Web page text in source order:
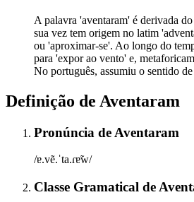
A palavra 'aventaram' é derivada
sua vez tem origem no latim
ou 'aproximar-se'. Ao longo do
para 'expor ao vento' e,
No português, assumiu o sentido
Definição de Aventaram
Pronúncia de Aventaram
/ɐ.vẽ.ˈta.ɾɐ̃w/
Classe Gramatical de